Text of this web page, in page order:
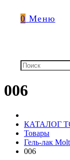
0 Меню
006
КАТАЛОГ
Товары
Гель-лак
006